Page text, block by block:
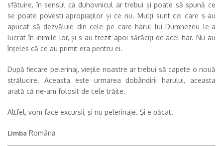
sfătuire, în sensul că duhovnicul ar trebui și poate să spună ce
se poate povesti apropiaţilor și ce nu. Mulţi sunt cei care s-au
apucat să dezvăluie din cele pe care harul lui Dumnezeu le-a
lucrat în inimile lor, şi s-au trezit apoi sărăciţi de acel har. Nu au
înţeles că ce au primit era pentru ei.
După fiecare pelerinaj, viețile noastre ar trebui să capete o nouă
strălucire. Aceasta este urmarea dobândirii harului, aceasta
arată că ne-am folosit de cele trăite.
Altfel, vom face excursii, şi nu pelerinaje. Şi e păcat.
Limba Română